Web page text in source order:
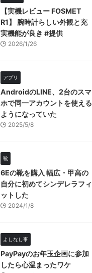
【実機レビュー FOSMET
R1】 腕時計らしい外観と充
実機能が良き #提供
2026/1/26
アプリ
AndroidのLINE、2台のスマ
ホで同一アカウントを使える
ようになっていた
2025/5/8
靴
6Eの靴を購入 幅広・甲高の
自分に初めてシンデレラフィ
ットした
2024/1/8
よしなし事
PayPayのお年玉企画に参加
したら心温まったワケ